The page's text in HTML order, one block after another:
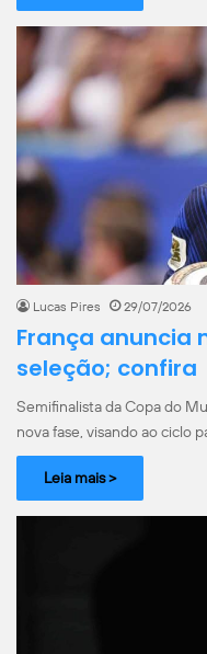
Lucas Pires 29/07/2026
França anuncia
seleção; confira
Semifinalista da Copa do
nova fase, visando ao ciclo
Leia mais >